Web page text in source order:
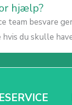
hjælp?
team besvare
hvis du skulle